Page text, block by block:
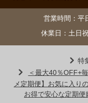
営業時間：
休業日：土日
特
＜最大40％OFF+
メ定期便】お気に入り
お得で安心な定期